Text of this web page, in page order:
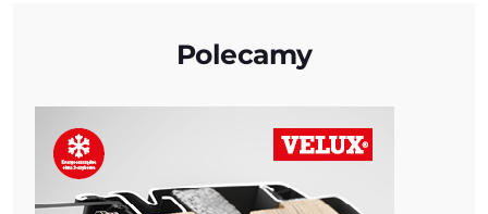
Polecamy